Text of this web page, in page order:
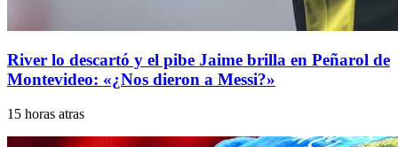
River lo descartó y el pibe Jaime brilla en Peñarol de
Montevideo: «¿Nos dieron a Messi?»
15 horas atras